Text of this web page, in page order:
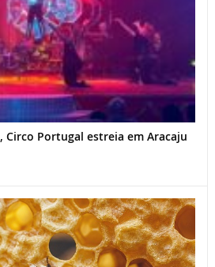
Circo Portugal estreia em Aracaju